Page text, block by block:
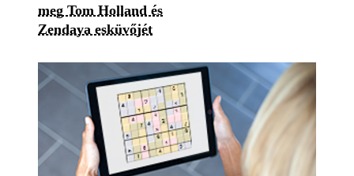
meg Tom Holland és
Zendaya esküvőjét